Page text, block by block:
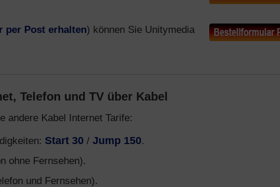
per Post erhalten) können Sie Unitymedia
Telefon und TV über Kabel
andere Kabel Internet Tarife:
Start 30 / Jump 150.
ohne Fernsehen).
und Fernsehen).